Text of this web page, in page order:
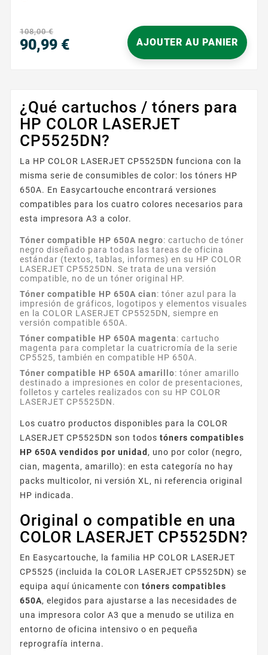
perfectamente en su rutina de impresión. Ya sea para
presentaciones, gráficos o documentos de...
108,00 €
90,99 € AJOUTER AU PANIER
¿Qué cartuchos / tóners para
HP COLOR LASERJET
CP5525DN?
La HP COLOR LASERJET CP5525DN funciona con la
misma serie de consumibles de color: los tóners HP
650A. En Easycartouche encontrará versiones
compatibles para los cuatro colores necesarios para
esta impresora A3 a color.
Tóner compatible HP 650A negro: cartucho de tóner
negro diseñado para todas las tareas de oficina
estándar (textos, tablas, informes) en su HP COLOR
LASERJET CP5525DN. Se trata de una versión
compatible, no de un tóner original HP.
Tóner compatible HP 650A cian: tóner azul para la
impresión de gráficos, logotipos y elementos visuales
en la COLOR LASERJET CP5525DN, siempre en
versión compatible 650A.
Tóner compatible HP 650A magenta: cartucho
magenta para completar la cuatricromía de la serie
CP5525, también en compatible HP 650A.
Tóner compatible HP 650A amarillo: tóner amarillo
destinado a impresiones en color de presentaciones,
folletos y carteles realizados con su HP COLOR
LASERJET CP5525DN.
Los cuatro productos disponibles para la COLOR
LASERJET CP5525DN son todos tóners compatibles
HP 650A vendidos por unidad , uno por color (negro,
cian, magenta, amarillo): en esta categoría no hay
packs multicolor, ni versión XL, ni referencia original
HP indicada.
Original o compatible en una
COLOR LASERJET CP5525DN?
En Easycartouche, la familia HP COLOR LASERJET
CP5525 (incluida la COLOR LASERJET CP5525DN) se
equipa aquí únicamente con tóners compatibles
650A, elegidos para ajustarse a las necesidades de
una impresora color A3 que a menudo se utiliza en
entorno de oficina intensivo o en pequeña
reprografía interna.